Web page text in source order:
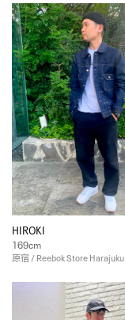
HIROKI
169cm
原宿 / Reebok Store Harajuku